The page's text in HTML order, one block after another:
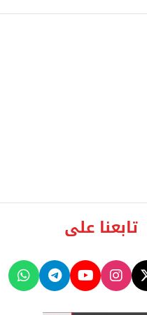
تابعنا على